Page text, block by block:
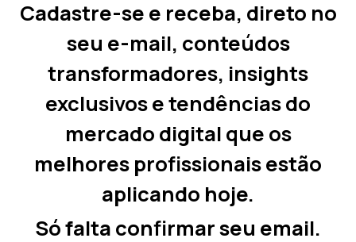
Cadastre-se e receba, direto no
seu e-mail, conteúdos
transformadores, insights
exclusivos e tendências do
mercado digital que os
melhores profissionais estão
aplicando hoje.
Só falta confirmar seu email.